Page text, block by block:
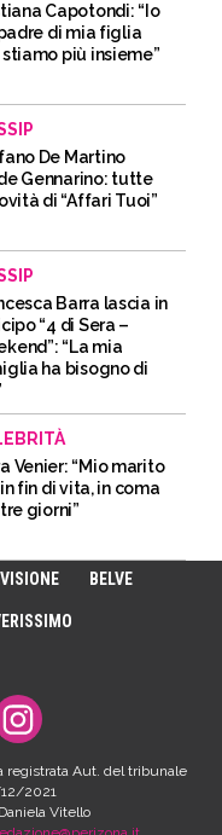
Capotondi: “Io
di mia figlia
stiamo più insieme”
De Martino
Gennarino: tutte
di “Affari Tuoi”
Barra lascia in
“4 di Sera –
“La mia
ha bisogno di
Venier: “Mio marito
fin di vita, in coma
giorni”
BELVE
registrata Aut. del tribunale
2021
Vitello